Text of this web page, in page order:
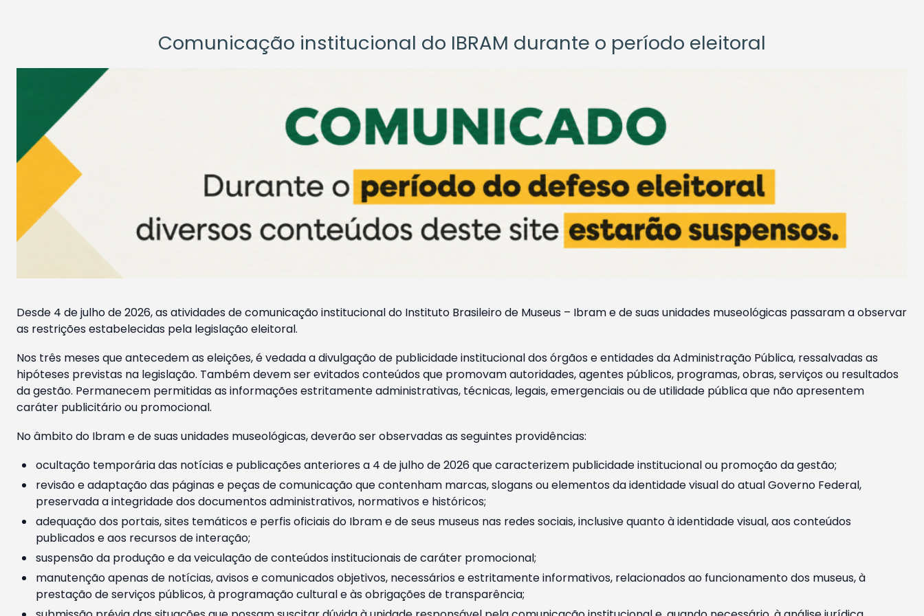
Comunicação institucional do IBRAM durante o período eleitoral
Desde 4 de julho de 2026, as atividades de comunicação institucional do Instituto Brasileiro de Museus – Ibram e de suas unidades museológicas passaram a observar
as restrições estabelecidas pela legislação eleitoral.
Nos três meses que antecedem as eleições, é vedada a divulgação de publicidade institucional dos órgãos e entidades da Administração Pública, ressalvadas as
hipóteses previstas na legislação. Também devem ser evitados conteúdos que promovam autoridades, agentes públicos, programas, obras, serviços ou resultados
da gestão. Permanecem permitidas as informações estritamente administrativas, técnicas, legais, emergenciais ou de utilidade pública que não apresentem
caráter publicitário ou promocional.
No âmbito do Ibram e de suas unidades museológicas, deverão ser observadas as seguintes providências:
ocultação temporária das notícias e publicações anteriores a 4 de julho de 2026 que caracterizem publicidade institucional ou promoção da gestão;
revisão e adaptação das páginas e peças de comunicação que contenham marcas, slogans ou elementos da identidade visual do atual Governo Federal,
preservada a integridade dos documentos administrativos, normativos e históricos;
adequação dos portais, sites temáticos e perfis oficiais do Ibram e de seus museus nas redes sociais, inclusive quanto à identidade visual, aos conteúdos
publicados e aos recursos de interação;
suspensão da produção e da veiculação de conteúdos institucionais de caráter promocional;
manutenção apenas de notícias, avisos e comunicados objetivos, necessários e estritamente informativos, relacionados ao funcionamento dos museus, à
prestação de serviços públicos, à programação cultural e às obrigações de transparência;